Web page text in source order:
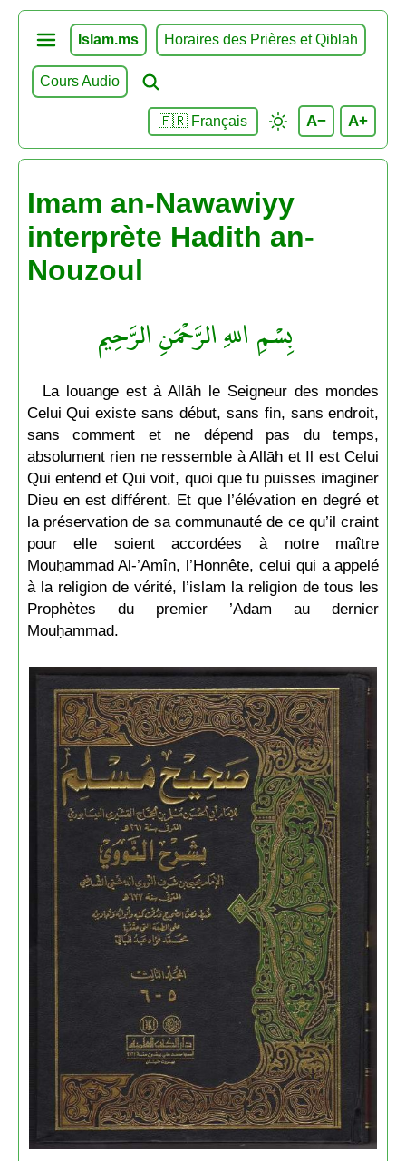
Islam.ms Horaires des Prières et Qiblah
Cours Audio
🇫🇷 Français A− A+
Imam an-Nawawiyy
interprète Hadith an-
Nouzoul
بِسْمِ اللهِ الرَّحْمَنِ الرَّحِيم
La louange est à Allāh le Seigneur des mondes
Celui Qui existe sans début, sans fin, sans endroit,
sans comment et ne dépend pas du temps,
absolument rien ne ressemble à Allāh et Il est Celui
Qui entend et Qui voit, quoi que tu puisses imaginer
Dieu en est différent. Et que l’élévation en degré et
la préservation de sa communauté de ce qu’il craint
pour elle soient accordées à notre maître
Mouḥammad Al-’Amîn, l’Honnête, celui qui a appelé
à la religion de vérité, l’islam la religion de tous les
Prophètes du premier ’Adam au dernier
Mouḥammad.